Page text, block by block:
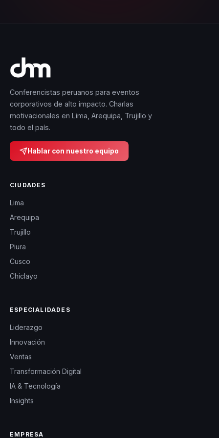
Conferencistas peruanos para eventos
corporativos de alto impacto. Charlas
motivacionales en Lima, Arequipa, Trujillo y
todo el país.
Hablar con nuestro equipo
CIUDADES
Lima
Arequipa
Trujillo
Piura
Cusco
Chiclayo
ESPECIALIDADES
Liderazgo
Innovación
Ventas
Transformación Digital
IA & Tecnología
Insights
EMPRESA